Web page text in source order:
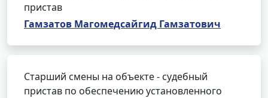
пристав
Гамзатов Магомедсайгид Гамзатович
Старший смены на объекте - судебный
пристав по обеспечению установленного